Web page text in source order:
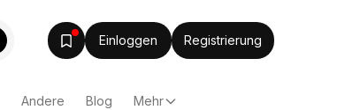
Einloggen Registrierung
Andere Blog Mehr